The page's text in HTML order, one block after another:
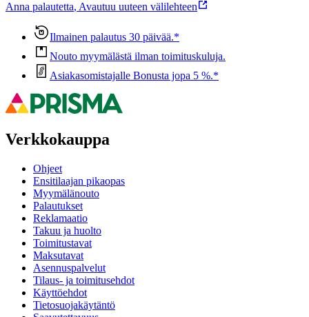
Anna palautetta, Avautuu uuteen välilehteen
Ilmainen palautus 30 päivää.*
Nouto myymälästä ilman toimituskuluja.
Asiakasomistajalle Bonusta jopa 5 %.*
Verkkokauppa
Ohjeet
Ensitilaajan pikaopas
Myymälänouto
Palautukset
Reklamaatio
Takuu ja huolto
Toimitustavat
Maksutavat
Asennuspalvelut
Tilaus- ja toimitusehdot
Käyttöehdot
Tietosuojakäytäntö